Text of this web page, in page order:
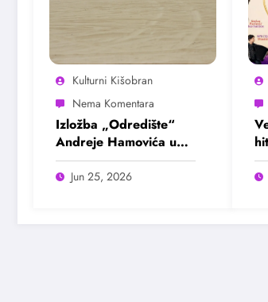
Kulturni Kišobran
Izložba „Odredište“
Andreje Hamovića u
Bioskopu Balkan
Jun 25, 2026